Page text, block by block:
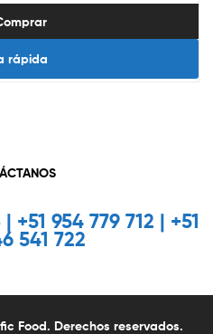
rápida
| +51 954 779 712 | +51
541 722
Food. Derechos reservados.